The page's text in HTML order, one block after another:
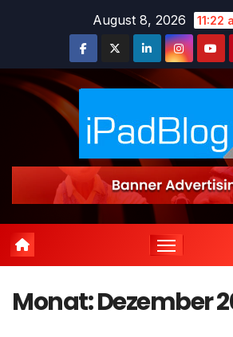
August 8, 2026 11:22
Monat:Dezember